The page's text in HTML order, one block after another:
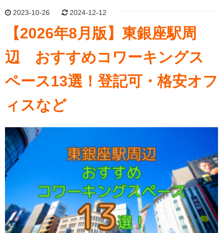
2023-10-26 2024-12-12
【2026年8月版】東銀座駅周
辺 おすすめコワーキングス
ペース13選！登記可・格安オフ
ィスなど